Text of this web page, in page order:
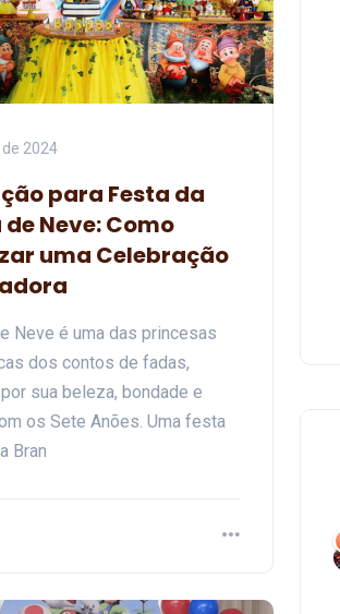
2024
para Festa da
Neve: Como
uma Celebração
Neve é uma das princesas
dos contos de fadas,
sua beleza, bondade e
os Sete Anões. Uma festa
Bran